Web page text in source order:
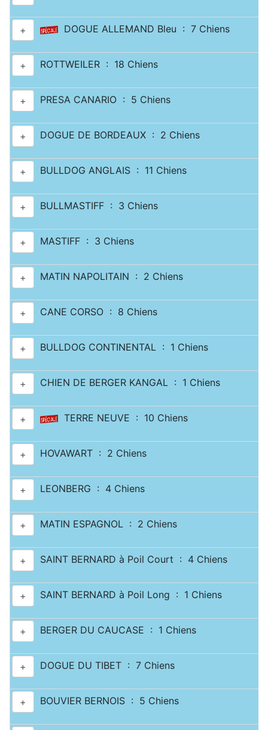
+ DOGUE ALLEMAND Bleu : 7 Chiens
+ ROTTWEILER : 18 Chiens
+ PRESA CANARIO : 5 Chiens
+ DOGUE DE BORDEAUX : 2 Chiens
+ BULLDOG ANGLAIS : 11 Chiens
+ BULLMASTIFF : 3 Chiens
+ MASTIFF : 3 Chiens
+ MATIN NAPOLITAIN : 2 Chiens
+ CANE CORSO : 8 Chiens
+ BULLDOG CONTINENTAL : 1 Chiens
+ CHIEN DE BERGER KANGAL : 1 Chiens
+ TERRE NEUVE : 10 Chiens
+ HOVAWART : 2 Chiens
+ LEONBERG : 4 Chiens
+ MATIN ESPAGNOL : 2 Chiens
+ SAINT BERNARD à Poil Court : 4 Chiens
+ SAINT BERNARD à Poil Long : 1 Chiens
+ BERGER DU CAUCASE : 1 Chiens
+ DOGUE DU TIBET : 7 Chiens
+ BOUVIER BERNOIS : 5 Chiens